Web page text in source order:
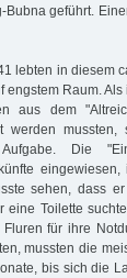
Bubna geführt.
lebten in diesem
engstem Raum.
aus dem
werden
Die
sehen, dass
eine Toilette
für ihre
mussten die
bis sich die